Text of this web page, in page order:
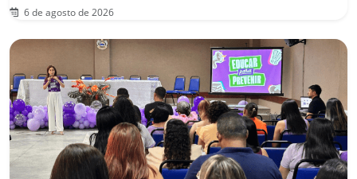
6 de agosto de 2026